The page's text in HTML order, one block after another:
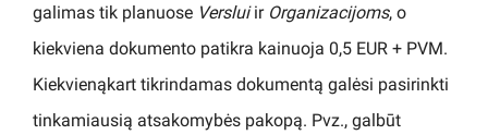
galimas tik planuose Versluiir Organizacijoms, o
kiekviena dokumento patikra kainuoja 0,5 EUR + PVM.
Kiekvienąkart tikrindamas dokumentą galėsi pasirinkti
tinkamiausią atsakomybės pakopą. Pvz., galbūt